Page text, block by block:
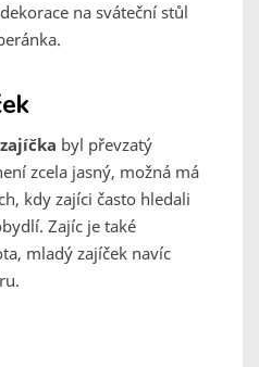
na sváteční stůl
byl převzatý
zcela jasný, možná má
kdy zajíci často hledali
Zajíc je také
mladý zajíček navíc